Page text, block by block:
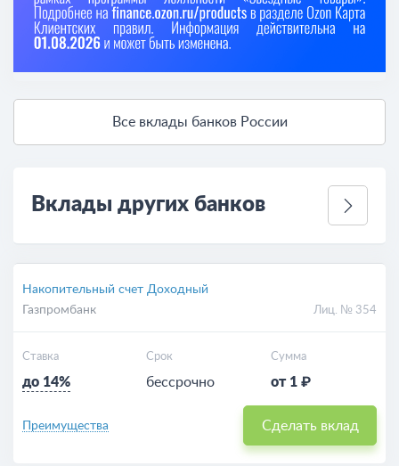
Все вклады банков России
Вклады других банков
Накопительный счет Доходный
Газпромбанк
Лиц. № 354
Ставка
до 14%
Срок
бессрочно
Сумма
от 1 ₽
Преимущества Сделать вклад